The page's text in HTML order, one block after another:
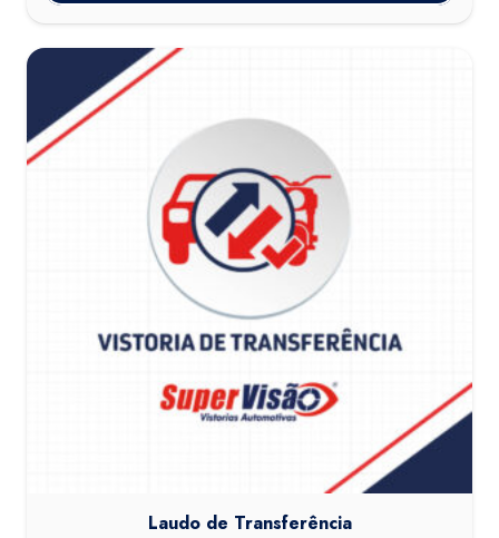
Laudo de Transferência